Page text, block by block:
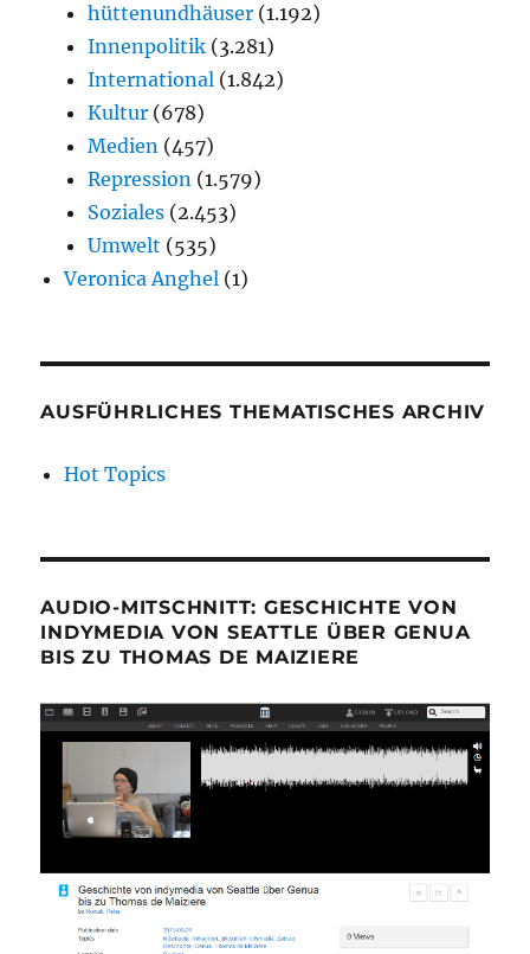
hüttenundhäuser (1.192)
Innenpolitik (3.281)
International (1.842)
Kultur (678)
Medien (457)
Repression (1.579)
Soziales (2.453)
Umwelt (535)
Veronica Anghel (1)
AUSFÜHRLICHES THEMATISCHES ARCHIV
Hot Topics
AUDIO-MITSCHNITT: GESCHICHTE VON
INDYMEDIA VON SEATTLE ÜBER GENUA
BIS ZU THOMAS DE MAIZIERE